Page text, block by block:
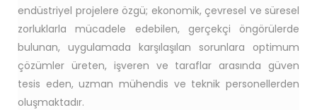
endüstriyel projelere özgü; ekonomik, çevresel ve süresel
zorluklarla mücadele edebilen, gerçekçi öngörülerde
bulunan, uygulamada karşılaşılan sorunlara optimum
çözümler üreten, işveren ve taraflar arasında güven
tesis eden, uzman mühendis ve teknik personellerden
oluşmaktadır.